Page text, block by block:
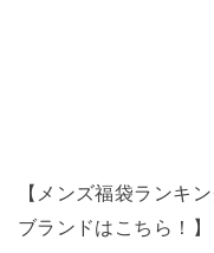
【メンズ福袋ランキ
ブランドはこちら！】